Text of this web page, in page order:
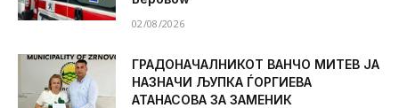
02/08/2026
ГРАДОНАЧАЛНИКОТ ВАНЧО МИТЕВ ЈА
НАЗНАЧИ ЉУПКА ЃОРГИЕВА
АТАНАСОВА ЗА ЗАМЕНИК